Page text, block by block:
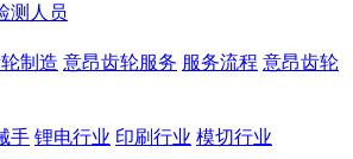
测人员
制造 意昂齿轮服务 服务流程 意昂齿轮
手 锂电行业 印刷行业 模切行业